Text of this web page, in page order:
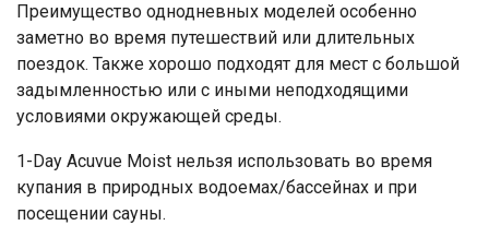
Преимущество однодневных моделей особенно
заметно во время путешествий или длительных
поездок. Также хорошо подходят для мест с большой
задымленностью или с иными неподходящими
условиями окружающей среды.
1-Day Acuvue Moist нельзя использовать во время
купания в природных водоемах/бассейнах и при
посещении сауны.